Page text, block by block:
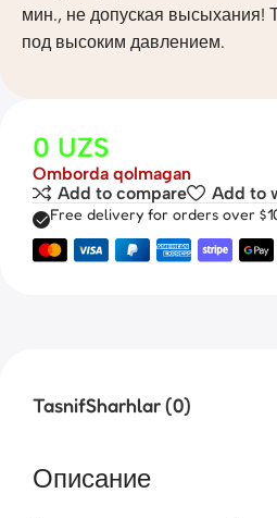
мин., не допуская высыхания!
под высоким давлением.
0 UZS
Omborda qolmagan
Add to compare
Add to
Free delivery for orders over
TasnifSharhlar (0)
Описание